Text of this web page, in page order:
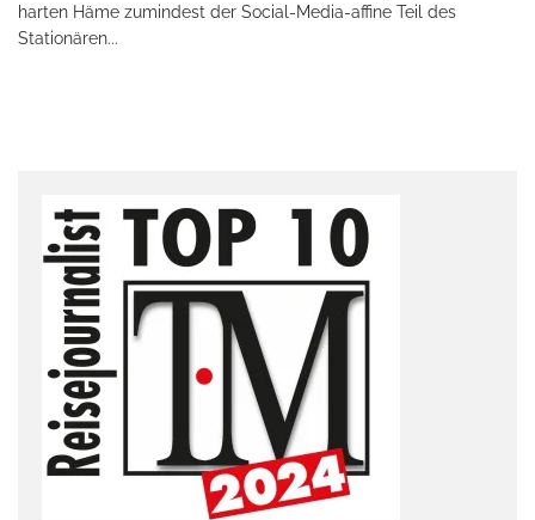
harten Häme zumindest der Social-Media-affine Teil des
Stationären...